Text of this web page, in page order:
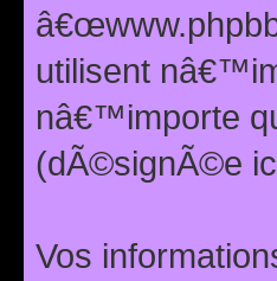
utilisent
nâ€™importe
(dÃ©signÃ©e
Vos